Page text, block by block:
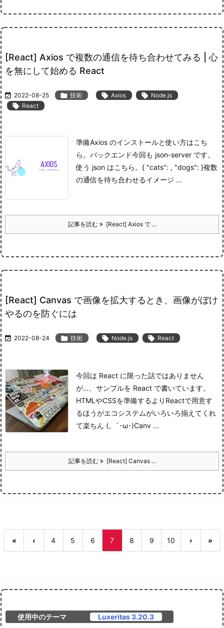
[React] Axios で複数の通信を待ち合わせてみる | 心
を無にして始める React
 2022-08-25  技術  Axios  Node.js
 React
準備Axios のインストールと使い方はこち
ら。バックエンド今回も json-server です。
使う json はこちら。{ "cats": , "dogs": }複数
の通信を待ち合わせるイメージ ...
記事を読む [React] Axios で ...
[React] Canvas で画像を拡大するとき、画像がぼけ
やるのを防ぐには
 2022-08-24  技術  Node.js  React
今回は React に限った話ではありません
が…、サンプルを React で書いています。
HTMLやCSSを準備するよりReactで用意す
るほうがエコシステムがいろいろ揃えてくれ
て楽ちん (。´･ω･)Canv ...
記事を読む [React] Canvas ...
« ‹ 4 5 6 7 8 9 10 › »
使用中のテーマ Luxeritas 3.20.3